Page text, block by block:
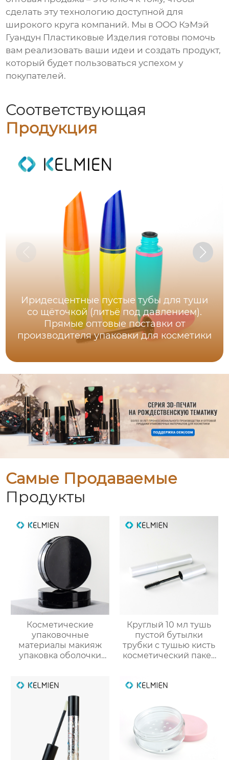
сделать эту технологию доступной для
широкого круга компаний. Мы в ООО КэМэй
Гуандун Пластиковые Изделия готовы помочь
вам реализовать ваши идеи и создать продукт,
который будет пользоваться успехом у
покупателей.
Соответствующая
Продукция
Иридесцентные пустые тубы для туши
со щёточкой (литьё под давлением).
Прямые оптовые поставки от
производителя упаковки для косметики
Самые Продаваемые
Продукты
Косметические
упаковочные
материалы макияж
упаковка оболочки
зеркалом защелки
крышка глянцевый
УФ консилер
пластиковые
оболочки
Круглый 10 мл тушь
пустой бутылки
трубки с тушью кисть
косметический пакет